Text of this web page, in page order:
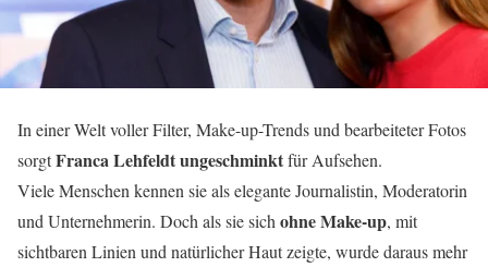
In einer Welt voller Filter, Make-up-Trends und bearbeiteter Fotos
sorgtFranca Lehfeldt ungeschminktfür Aufsehen.
Viele Menschen kennen sie als elegante Journalistin, Moderatorin
und Unternehmerin. Doch als sie sich ohne Make-up, mit
sichtbaren Linien und natürlicher Haut zeigte, wurde daraus mehr